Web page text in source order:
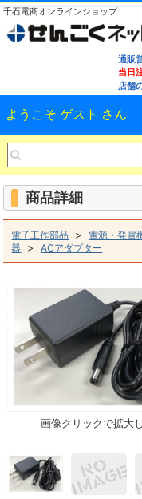
千石電商オンラインショップ
通販
当日
店舗
ようこそ ゲスト さん
商品詳細
電子工作部品 > 電源・発電
器 >ACアダプター
画像クリックで拡大